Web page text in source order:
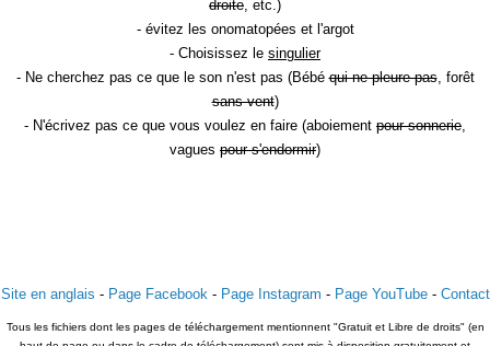
droite, etc.)
- évitez les onomatopées et l'argot
- Choisissez le singulier
- Ne cherchez pas ce que le son n'est pas (Bébéqui ne pleure pas, forêt
sans vent)
- N'écrivez pas ce que vous voulez en faire (aboiement pour sonnerie,
vagues pour s'endormir)
Site en anglais - Page Facebook- Page Instagram - Page YouTube- Contact
Tous les fichiers dont les pages de téléchargement mentionnent "Gratuit et Libre de droits" (en